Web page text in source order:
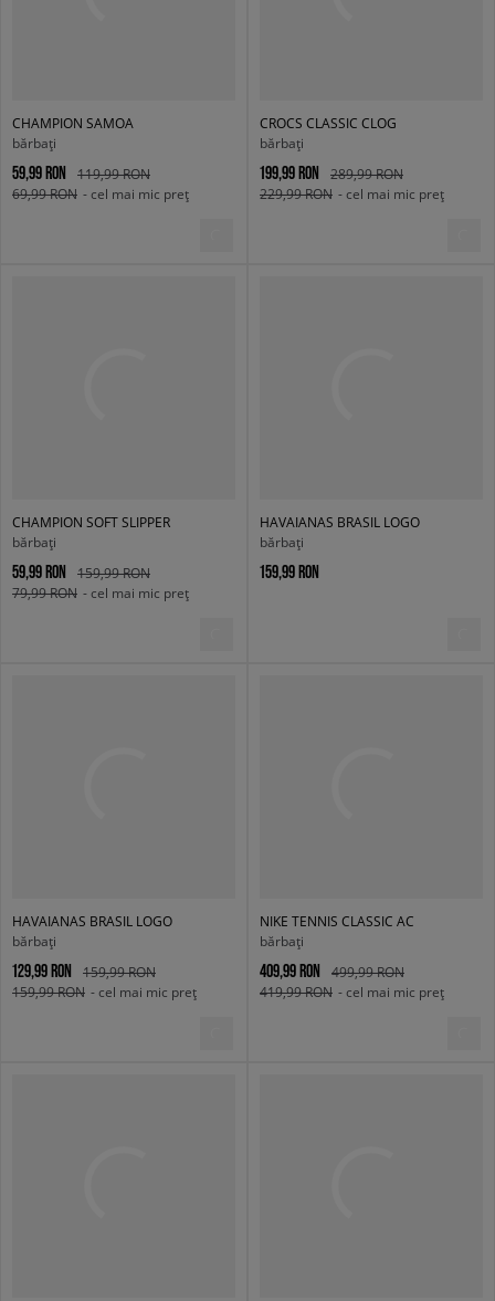
CHAMPION SAMOA
bărbați
59,99 RON
119,99 RON
69,99 RON - cel mai mic preț
CROCS CLASSIC CLOG
bărbați
199,99 RON
289,99 RON
229,99 RON - cel mai mic preț
CHAMPION SOFT SLIPPER
bărbați
59,99 RON
159,99 RON
79,99 RON - cel mai mic preț
HAVAIANAS BRASIL LOGO
bărbați
159,99 RON
HAVAIANAS BRASIL LOGO
bărbați
129,99 RON
159,99 RON
159,99 RON - cel mai mic preț
NIKE TENNIS CLASSIC AC
bărbați
409,99 RON
499,99 RON
419,99 RON - cel mai mic preț